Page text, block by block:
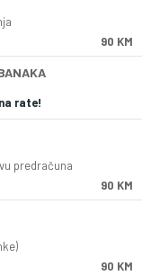
90 KM
rate!
predračuna
90 KM
90 KM